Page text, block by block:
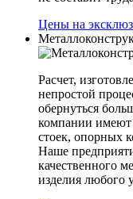
Цены на
Расчет,
непростой
обернуться
компании имеют
стоек, опорных
Наше
качественного
изделия любого